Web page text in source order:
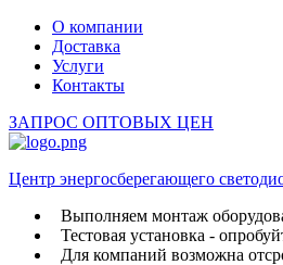
О компании
Доставка
Услуги
Контакты
ЗАПРОС ОПТОВЫХ ЦЕН
Центр энергосберегающего
Выполняем монтаж
Тестовая установка -
Для компаний возможна